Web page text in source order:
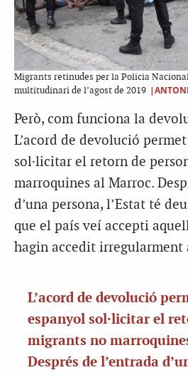
Migrants retinudes per la Policia
multitudinari de l’agost de 2019
Però, com funciona la
L’acord de devolució
sol·licitar el retorn de
marroquines al Marroc.
d’una persona, l’Estat té
que el país veí accepti
hagin accedit
L’acord de devolució
espanyol sol·licitar el
migrants no
Després de l’entrada